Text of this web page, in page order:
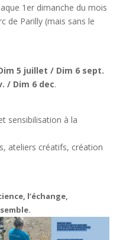
1er dimanche du mois
de Parilly (mais sans le
5 juillet / Dim 6 sept.
/ Dim 6 dec.
sensibilisation à la
ateliers créatifs, création
l’échange,